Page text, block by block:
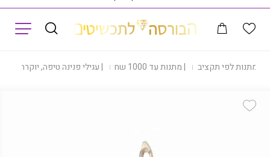
מתנות לפי תקציב |מתנות עד 1000 שח |עגילי פנינה טיפה, יוקרתיים, 14k זהב, דגם ET1